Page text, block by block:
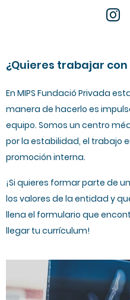
¿Quieres trabajar
En MIPS Fundació Privada
manera de hacerlo es
equipo. Somos un centro
por la estabilidad, el trabajo
promoción interna.
¡Si quieres formar parte de
los valores de la entidad y
llena el formulario que
llegar tu currículum!